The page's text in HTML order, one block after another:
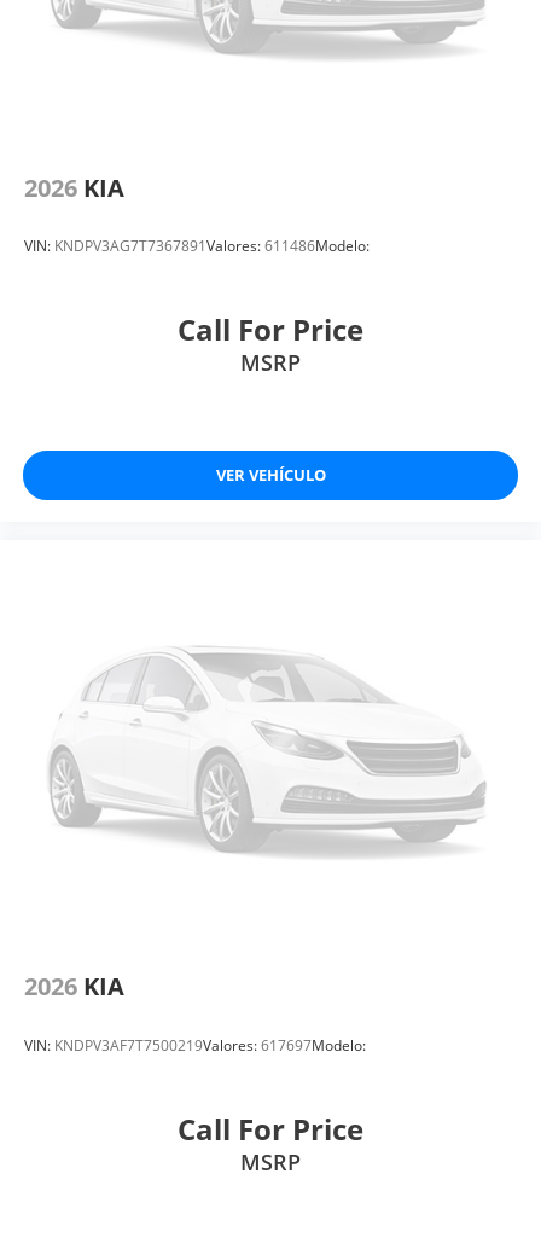
2026 KIA
VIN: KNDPV3AG7T7367891Valores:611486Modelo:
Call For Price
MSRP
VER VEHÍCULO
2026 KIA
VIN: KNDPV3AF7T7500219Valores:617697Modelo:
Call For Price
MSRP